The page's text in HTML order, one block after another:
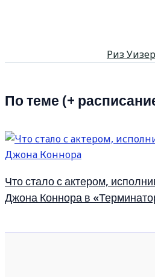
Риз
По теме (+
Что стало с актером,
Джона Коннора в